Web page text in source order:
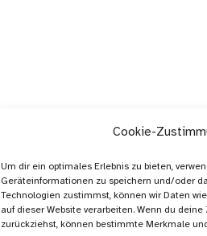
Cookie-
Um dir ein optimales Erlebnis zu bieten,
Geräteinformationen zu speichern und/oder
Technologien zustimmst, können wir Daten
auf dieser Website verarbeiten. Wenn du
zurückziehst, können bestimmte Merkmale